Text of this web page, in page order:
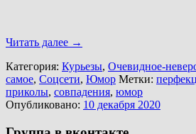
Читать далее →
Категория: Курьезы, Очевидное-
самое, Соцсети, Юмор Метки:
приколы, совпадения, юмор
Опубликовано: 10 декабря 2020